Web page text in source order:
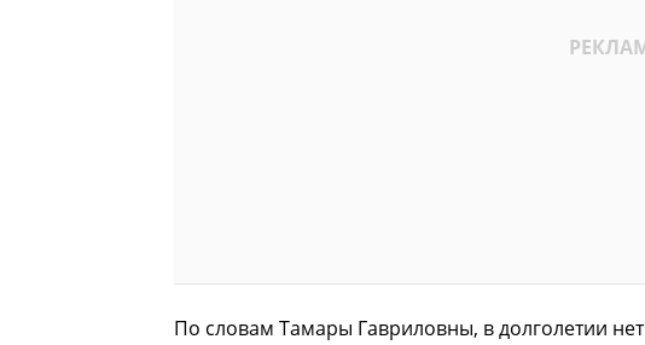
По словам Тамары Гавриловны, в долголетии